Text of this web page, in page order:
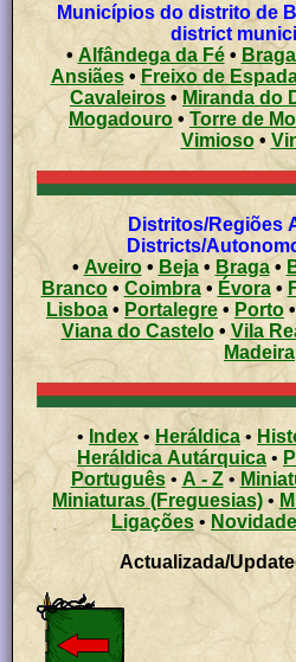
Municípios do distrito de
district
• Alfândega da Fé•
Ansiães• Freixo de
Cavaleiros• Miranda do
Mogadouro • Torre de
Vimioso•
Distritos/Regiões Autónomas -
Districts/
•Aveiro• Beja• Braga•
Branco• Coimbra•Évora•
Lisboa • Portalegre • Porto •
Viana do Castelo•Vila
Madeira
• Index • Heráldica •
Heráldica Autárquica •
Português• A - Z•
Miniaturas (Freguesias) •
Ligações •
Actualizada/